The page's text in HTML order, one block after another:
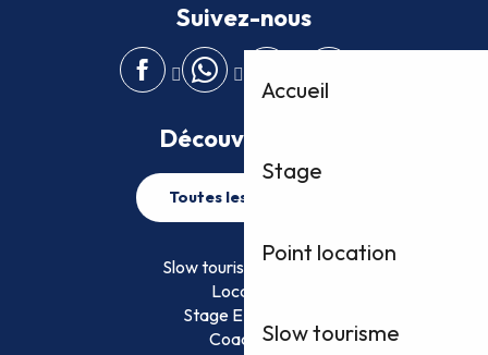
Accueil
Stage
Point location
Slow tourisme
Suivez-nous
Découvrez plus
Toutes les activités
Slow tourisme FFVoile
Location
Stage EFVoile
Coaching